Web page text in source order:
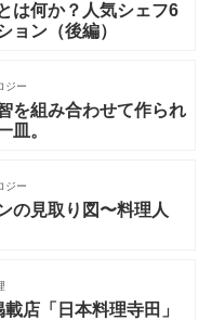
は何か？人気シェフ6
ョン（後編）
ジー
を組み合わせて作られ
皿。
ジー
の見取り図〜料理人
店「日本料理寺田」